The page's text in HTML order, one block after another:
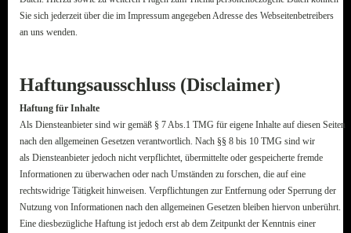
Sie sich jederzeit über die im Impressum angegeben Adresse des Webseitenbetreibers
an uns wenden.
Haftungsausschluss (Disclaimer)
Haftung für Inhalte
Als Diensteanbieter sind wir gemäß § 7 Abs.1 TMG für eigene Inhalte auf diesen Seiten
nach den allgemeinen Gesetzen verantwortlich. Nach §§ 8 bis 10 TMG sind wir
als Diensteanbieter jedoch nicht verpflichtet, übermittelte oder gespeicherte fremde
Informationen zu überwachen oder nach Umständen zu forschen, die auf eine
rechtswidrige Tätigkeit hinweisen. Verpflichtungen zur Entfernung oder Sperrung der
Nutzung von Informationen nach den allgemeinen Gesetzen bleiben hiervon unberührt.
Eine diesbezügliche Haftung ist jedoch erst ab dem Zeitpunkt der Kenntnis einer